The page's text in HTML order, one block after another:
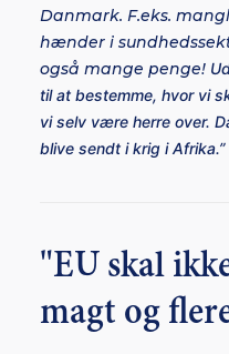
Danmark. F.eks.
hænder i
også mange penge!
til at bestemme, hvor vi
vi selv være herre over.
blive sendt i krig i Afrika.”
"EU skal
magt og